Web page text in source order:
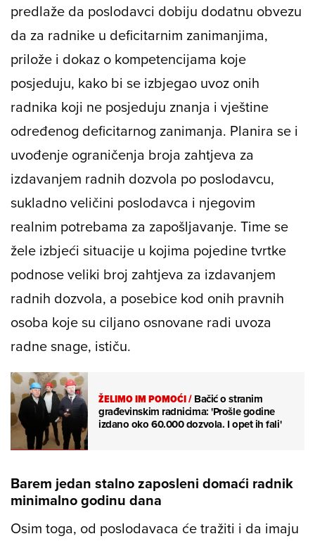
predlaže da poslodavci dobiju dodatnu obvezu
da za radnike u deficitarnim zanimanjima,
prilože i dokaz o kompetencijama koje
posjeduju, kako bi se izbjegao uvoz onih
radnika koji ne posjeduju znanja i vještine
određenog deficitarnog zanimanja. Planira se i
uvođenje ograničenja broja zahtjeva za
izdavanjem radnih dozvola po poslodavcu,
sukladno veličini poslodavca i njegovim
realnim potrebama za zapošljavanje. Time se
žele izbjeći situacije u kojima pojedine tvrtke
podnose veliki broj zahtjeva za izdavanjem
radnih dozvola, a posebice kod onih pravnih
osoba koje su ciljano osnovane radi uvoza
radne snage, ističu.
ŽELIMO IM POMOĆI/Bačić o stranim
građevinskim radnicima: 'Prošle godine
izdano oko 60.000 dozvola. I opet ih fali'
Barem jedan stalno zaposleni domaći radnik
minimalno godinu dana
Osim toga, od poslodavaca će tražiti i da imaju